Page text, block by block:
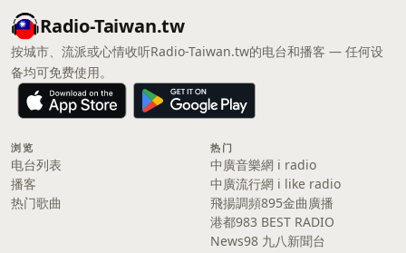
Radio-Taiwan.tw
按城市、流派或心情收听Radio-Taiwan.tw的电台和播客 — 任何设
备均可免费使用。
浏览
电台列表
播客
热门歌曲
热门
中廣音樂網 i radio
中廣流行網 i like radio
飛揚調頻895金曲廣播
港都983 BEST RADIO
News98 九八新聞台